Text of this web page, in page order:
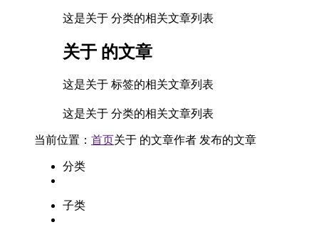
这是关于 分类的相关文章列表
关于 的文章
这是关于 标签的相关文章列表
这是关于 分类的相关文章列表
当前位置： 首页关于 的文章作者 发布的文章
分类
子类